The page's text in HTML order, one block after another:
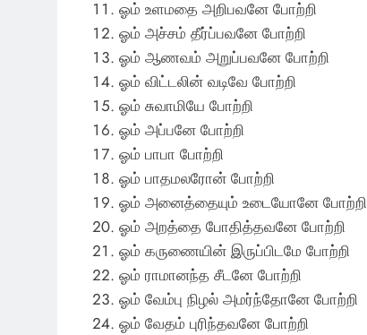
ஓம் உளமதை அறிபவனே போற்றி
ஓம் அச்சம் தீர்ப்பவனே போற்றி
ஓம் ஆணவம் அறுப்பவனே போற்றி
ஓம் விட்டலின் வடிவே போற்றி
ஓம் சுவாமியே போற்றி
ஓம் அப்பனே போற்றி
ஓம் பாபா போற்றி
ஓம் பாதமலரோன் போற்றி
ஓம் அனைத்தையும் உடையோனே போற்றி
ஓம் அறத்தை போதித்தவனே போற்றி
ஓம் கருணையின் இருப்பிடமே போற்றி
ஓம் ராமானந்த சீடனே போற்றி
ஓம் வேம்பு நிழல் அமர்ந்தோனே போற்றி
ஓம் வேதம் புரிந்தவனே போற்றி